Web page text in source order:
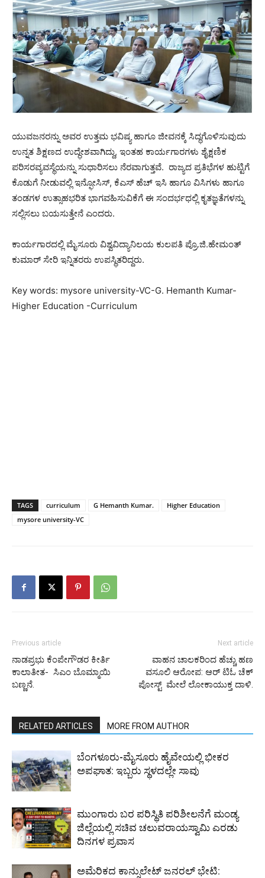
ಯುವಜನರನ್ನು ಅವರ ಉತ್ತಮ ಭವಿಷ್ಯ ಹಾಗೂ ಜೀವನಕ್ಕೆ ಸಿದ್ಧಗೊಳಿಸುವುದು
ಉನ್ನತ ಶಿಕ್ಷಣದ ಉದ್ಧೇಶವಾಗಿದ್ದು, ಇಂತಹ ಕಾರ್ಯಗಾರಗಳು ಶೈಕ್ಷಣಿಕ
ಪರಿಸರವ್ಯವಸ್ಥೆಯನ್ನು ಸುಧಾರಿಸಲು ನೆರವಾಗುತ್ತವೆ. ರಾಜ್ಯದ ಪ್ರತಿಭೆಗಳ ಹುಟ್ಟಿಗೆ
ಕೊಡುಗೆ ನೀಡುವಲ್ಲಿ ಇನ್ಫೋಸಿಸ್, ಕೆಎಸ್‌ ಹೆಚ್‌ ಇಸಿ ಹಾಗೂ ವಿಸಿಗಳು ಹಾಗೂ
ತಂಡಗಳ ಉತ್ಸಾಹಭರಿತ ಭಾಗವಹಿಸುವಿಕೆಗೆ ಈ ಸಂದರ್ಭಧಲ್ಲಿ ಕೃತಜ್ಞತೆಗಳನ್ನು
ಸಲ್ಲಿಸಲು ಬಯಸುತ್ತೇನೆ ಎಂದರು.
ಕಾರ್ಯಗಾರದಲ್ಲಿ ಮೈಸೂರು ವಿಶ್ವವಿದ್ಯಾನಿಲಯ ಕುಲಪತಿ ಪ್ರೊ.ಜಿ.ಹೇಮಂತ್
ಕುಮಾರ್ ಸೇರಿ ಇನ್ನಿತರರು ಉಪಸ್ಥಿತರಿದ್ದರು.
Key words: mysore university-VC-G. Hemanth Kumar-
Higher Education -Curriculum
TAGS curriculum G Hemanth Kumar.
Higher Education
mysore university-VC
Previous article
ನಾಡಪ್ರಭು ಕೆಂಪೇಗೌಡರ ಕೀರ್ತಿ
ಕಾಲಾತೀತ- ಸಿಎಂ ಬೊಮ್ಮಾಯಿ
ಬಣ್ಣನೆ.
Next article
ವಾಹನ ಚಾಲಕರಿಂದ ಹೆಚ್ಚು ಹಣ
ವಸೂಲಿ ಆರೋಪ: ಆರ್ ಟಿಓ ಚೆಕ್
ಪೋಸ್ಟ್ ಮೇಲೆ ಲೋಕಾಯುಕ್ತ ದಾಳಿ.
RELATED ARTICLES MORE FROM AUTHOR
ಬೆಂಗಳೂರು-ಮೈಸೂರು ಹೈವೇಯಲ್ಲಿ ಭೀಕರ
ಅಪಘಾತ: ಇಬ್ಬರು ಸ್ಥಳದಲ್ಲೇ ಸಾವು
ಮುಂಗಾರು ಬರ ಪರಿಸ್ಥಿತಿ ಪರಿಶೀಲನೆಗೆ ಮಂಡ್ಯ
ಜಿಲ್ಲೆಯಲ್ಲಿ ಸಚಿವ ಚಲುವರಾಯಸ್ವಾಮಿ ಎರಡು
ದಿನಗಳ ಪ್ರವಾಸ
ಅಮೆರಿಕದ ಕಾನ್ಸುಲೇಟ್ ಜನರಲ್ ಭೇಟಿ: